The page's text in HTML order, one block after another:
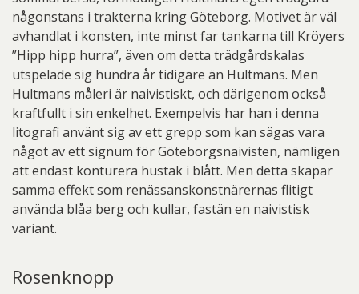
någonstans i trakterna kring Göteborg. Motivet är väl
avhandlat i konsten, inte minst far tankarna till Kröyers
”Hipp hipp hurra”, även om detta trädgårdskalas
utspelade sig hundra år tidigare än Hultmans. Men
Hultmans måleri är naivistiskt, och därigenom också
kraftfullt i sin enkelhet. Exempelvis har han i denna
litografi använt sig av ett grepp som kan sägas vara
något av ett signum för Göteborgsnaivisten, nämligen
att endast konturera hustak i blått. Men detta skapar
samma effekt som renässanskonstnärernas flitigt
använda blåa berg och kullar, fastän en naivistisk
variant.
Rosenknopp